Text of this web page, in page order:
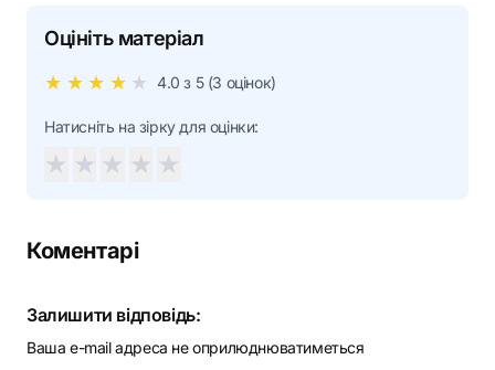
Оцініть матеріал
★ ★ ★ ★ ★ 4.0 з 5 (3 оцінок)
Натисніть на зірку для оцінки:
★ ★ ★ ★ ★
Коментарі
Залишити відповідь:
Ваша e-mail адреса не оприлюднюватиметься